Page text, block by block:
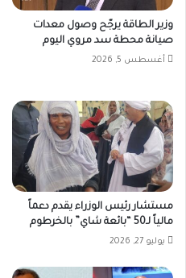
وزير الطاقة يرجّح وصول معدات
صيانة محطة سد مروي اليوم
أغسطس 5, 2026
مستشار رئيس الوزراء يقدم دعماً
مالياً لـ50 “بائعة شاي” بالخرطوم
يوليو 27, 2026